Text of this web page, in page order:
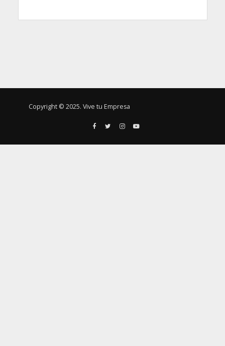
Copyright © 2025. Vive tu Empresa